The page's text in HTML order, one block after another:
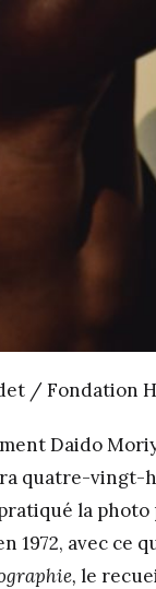
/ Fondation
Daido
quatre-vingt-
la
1972, avec ce
le